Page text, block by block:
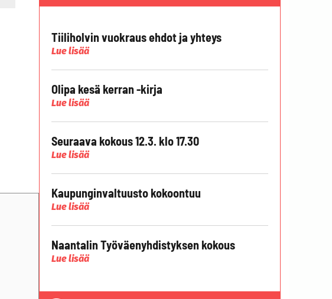
Tiiliholvin vuokraus ehdot ja yhteys
Lue lisää
Olipa kesä kerran -kirja
Lue lisää
Seuraava kokous 12.3. klo 17.30
Lue lisää
Kaupunginvaltuusto kokoontuu
Lue lisää
Naantalin Työväenyhdistyksen kokous
Lue lisää